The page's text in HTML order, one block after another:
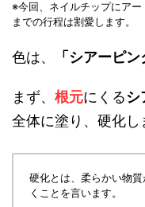
※今回、ネイルチップにア
までの行程は割愛します。
色は、 「シアーピン
まず、 根元にくるシ
全体に塗り、硬化し
硬化とは、柔らかい物
くことを言います。